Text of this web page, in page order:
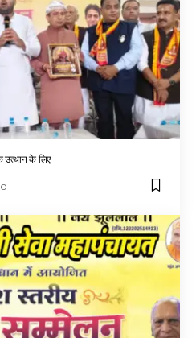
उत्थान के लिए